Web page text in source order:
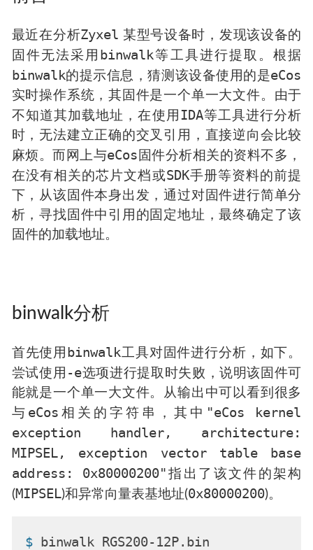
最近在分析Zyxel 某型号设备时，发现该设备的
固件无法采用 binwalk等工具进行提取。根据
binwalk的提示信息，猜测该设备使用的是eCos
实时操作系统，其固件是一个单一大文件。由于
不知道其加载地址，在使用 IDA等工具进行分析
时，无法建立正确的交叉引用，直接逆向会比较
麻烦。而网上与eCos 固件分析相关的资料不多，
在没有相关的芯片文档或SDK手册等资料的前提
下，从该固件本身出发，通过对固件进行简单分
析，寻找固件中引用的固定地址，最终确定了该
固件的加载地址。
binwalk分析
首先使用 binwalk 工具对固件进行分析，如下。
尝试使用 -e选项进行提取时失败，说明该固件可
能就是一个单一大文件。从输出中可以看到很多
与 eCos 相关的字符串，其中 "eCos kernel
exception handler, architecture:
MIPSEL, exception vector table base
address: 0x80000200" 指出了该文件的架构
(MIPSEL)和异常向量表基地址(0x80000200)。
$ binwalk RGS200-12P.bin